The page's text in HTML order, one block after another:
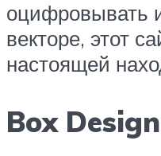
оцифровывать
векторе, этот
настоящей
Box